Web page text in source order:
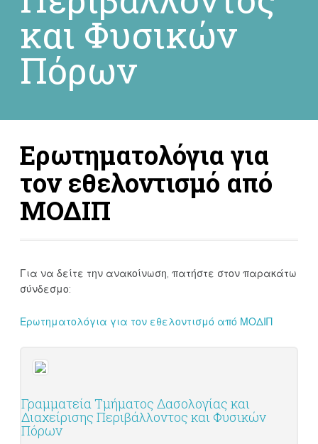
Ερωτηματολόγια για
τον εθελοντισμό από
ΜΟΔΙΠ
Για να δείτε την ανακοίνωση, πατήστε στον παρακάτω
σύνδεσμο:
Ερωτηματολόγια για τον εθελοντισμό από ΜΟΔΙΠ
Γραμματεία Τμήματος Δασολογίας και
Διαχείρισης Περιβάλλοντος και Φυσικών
Πόρων